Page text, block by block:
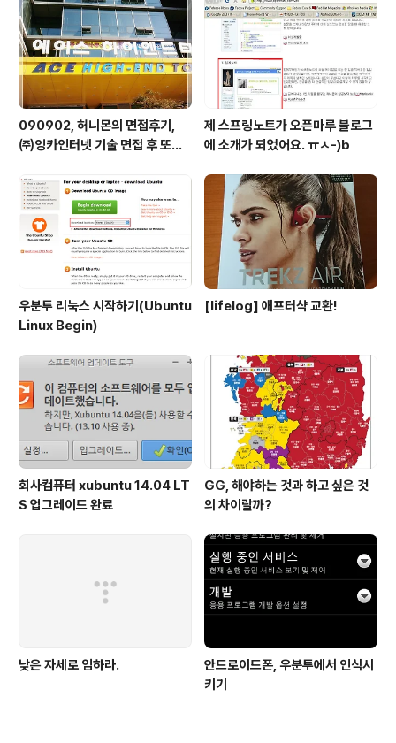
090902, 허니몬의 면접후기,
㈜잉카인터넷 기술 면접 후 또한
업!!
제 스프링노트가 오픈마루 블로그
에 소개가 되었어요. ㅠㅅ-)b
우분투 리눅스 시작하기(Ubuntu
Linux Begin)
[lifelog] 애프터샥 교환!
회사컴퓨터 xubuntu 14.04 LT
S 업그레이드 완료
GG, 해야하는 것과 하고 싶은 것
의 차이랄까?
낮은 자세로 임하라.
안드로이드폰, 우분투에서 인식시
키기